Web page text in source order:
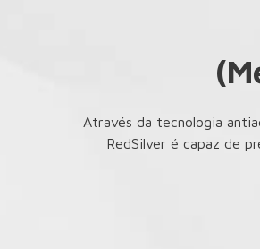
Através da tecnologia
RedSilver é capaz de